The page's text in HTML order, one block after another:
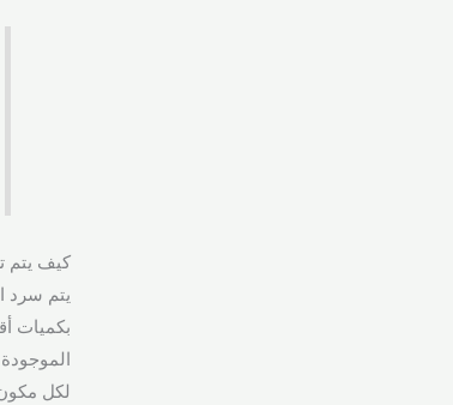
كيف يتم
لكل